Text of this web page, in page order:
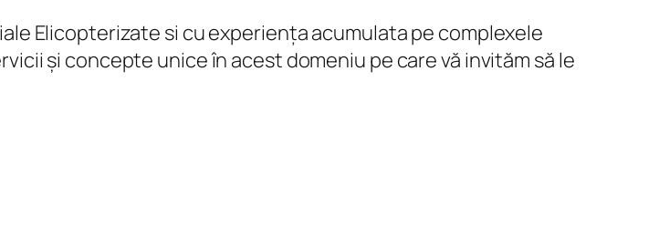
Elicopterizate si cu experiența acumulata pe complexele
și concepte unice în acest domeniu pe care vă invităm să le